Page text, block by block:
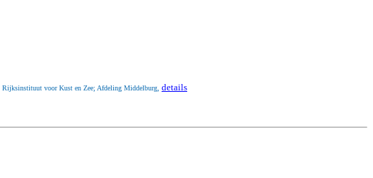
Rijksinstituut voor Kust en Zee; Afdeling Middelburg, details